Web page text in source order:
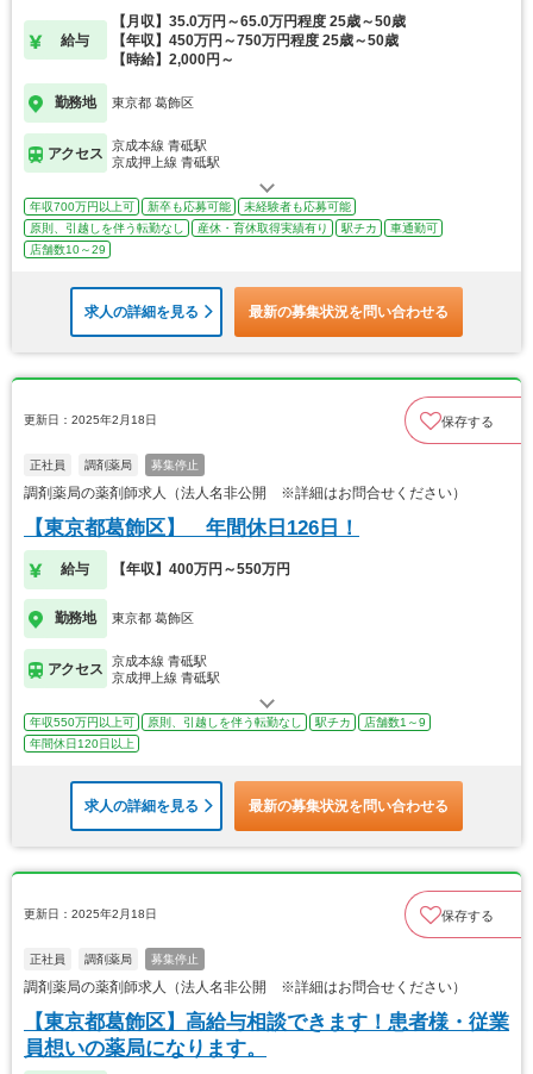
給与
【月収】35.0万円～65.0万円程度 25歳～50歳
【年収】450万円～750万円程度 25歳～50歳
【時給】2,000円～
勤務地 東京都 葛飾区
アクセス
京成本線 青砥駅
京成押上線 青砥駅
年収700万円以上可 新卒も応募可能
未経験者も応募可能
原則、引越しを伴う転勤なし
産休・育休取得実績有り 駅チカ
車通勤可
店舗数10～29
求人の詳細を見る 最新の募集状況を問い合わせる
更新日：2025年2月18日 保存する
正社員 調剤薬局 募集停止
調剤薬局の薬剤師求人（法人名非公開 ※詳細はお問合せください）
【東京都葛飾区】 年間休日126日！
給与 【年収】400万円～550万円
勤務地 東京都 葛飾区
アクセス
京成本線 青砥駅
京成押上線 青砥駅
年収550万円以上可 原則、引越しを伴う転勤なし 駅チカ
店舗数1～9
年間休日120日以上
求人の詳細を見る 最新の募集状況を問い合わせる
更新日：2025年2月18日 保存する
正社員 調剤薬局 募集停止
調剤薬局の薬剤師求人（法人名非公開 ※詳細はお問合せください）
【東京都葛飾区】高給与相談できます！患者様・従業
員想いの薬局になります。